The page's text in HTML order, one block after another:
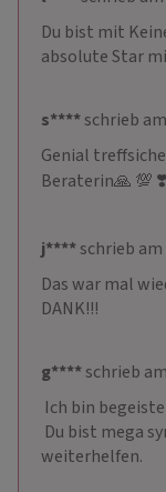
Du bist mit
absolute Star
s****schrieb
Genial
Beraterin🙏 💯
j****schrieb am
Das war mal
DANK!!!
g****schrieb
weiterhelfen.